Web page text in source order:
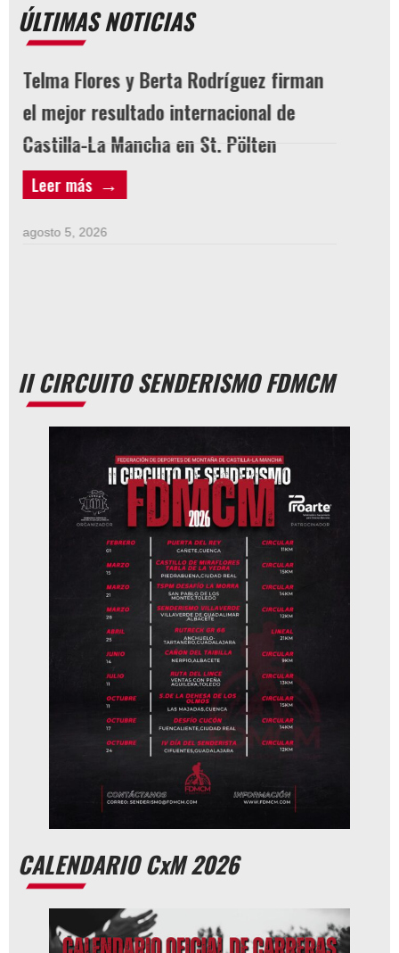
ÚLTIMAS NOTICIAS
Telma Flores y Berta Rodríguez firman
el mejor resultado internacional de
Castilla-La Mancha en St. Pölten
agosto 5, 2026
Leer más
II CIRCUITO SENDERISMO FDMCM
CALENDARIO CxM 2026